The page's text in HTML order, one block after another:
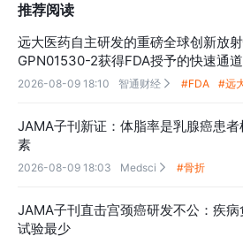
推荐阅读
远大医药自主研发的重磅全球创新放
GPN01530-2获得FDA授予的快速通
2026-08-09 18:10 智通财经  #FDA #远
JAMA子刊新证：体脂率是乳腺癌患
素
2026-08-09 18:03 Medsci  #骨折
JAMA子刊直击宫颈癌研发不公：疾
试验最少